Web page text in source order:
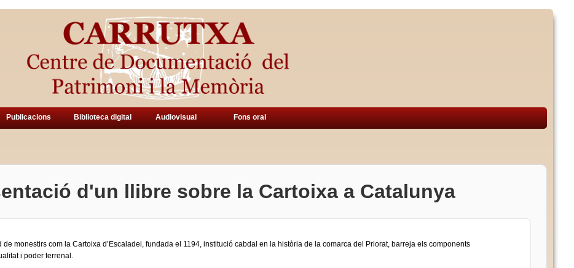
Publicacions Biblioteca digital Audiovisual Fons oral
d'un llibre sobre la Cartoixa a Catalunya
de monestirs com la Cartoixa d’Escaladei, fundada el 1194, institució cabdal en la història de la comarca del Priorat, barreja els components
i poder terrenal.